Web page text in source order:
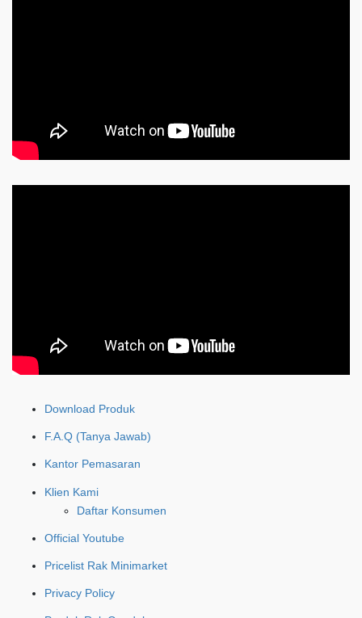
Download Produk
F.A.Q (Tanya Jawab)
Kantor Pemasaran
Klien Kami
Daftar Konsumen
Official Youtube
Pricelist Rak Minimarket
Privacy Policy